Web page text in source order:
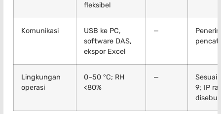
fleksibel
Komunikasi
USB ke PC,
software DAS,
ekspor Excel
—
Lingkungan
operasi
0–50 °C; RH
<80%
—
Sesuai
9; IP